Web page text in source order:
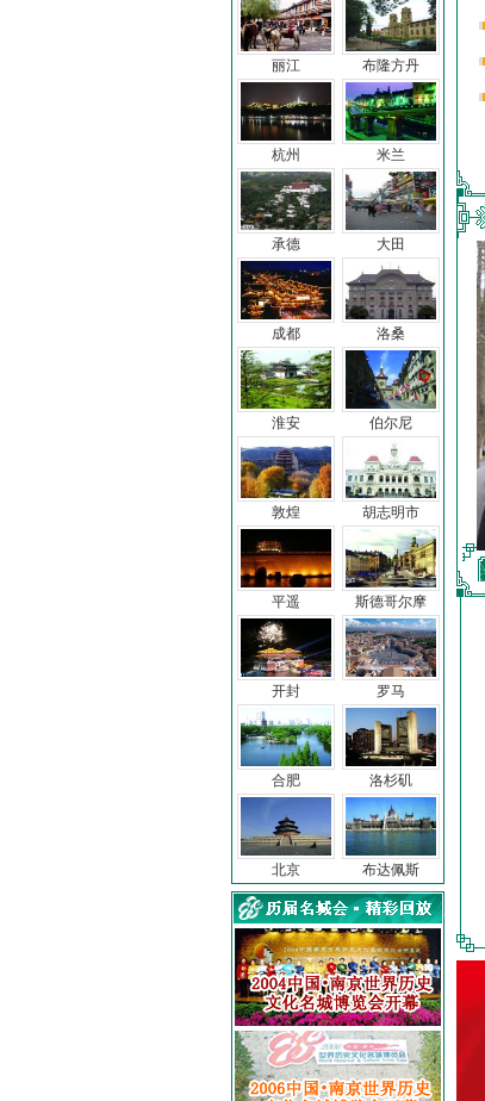
丽江
杭州
承德
成都
淮安
敦煌
平遥
开封
合肥
北京
布隆方丹
米兰
大田
洛桑
伯尔尼
胡志明市
斯德哥尔摩
罗马
洛杉矶
布达佩斯